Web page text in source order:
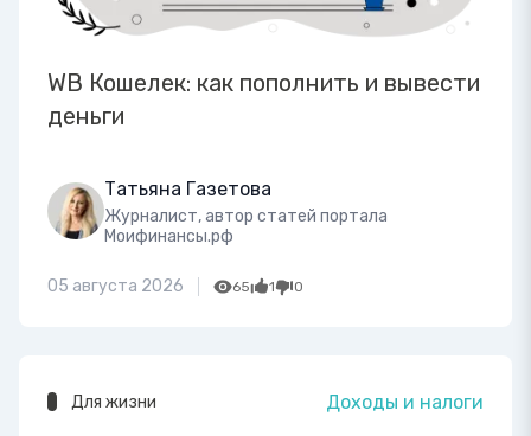
WB Кошелек: как пополнить и вывести
деньги
Татьяна Газетова
Журналист, автор статей портала
Моифинансы.рф
05 августа 2026 65 1 0
Для жизни Доходы и налоги